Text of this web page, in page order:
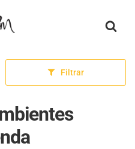
inicial
Filtrar